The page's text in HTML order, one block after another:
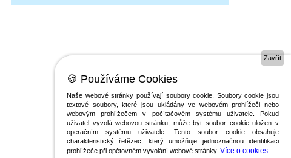
Zavřít
🍪 Používáme Cookies
Naše webové stránky používají soubory cookie. Soubory cookie jsou
textové soubory, které jsou ukládány ve webovém prohlížeči nebo
webovým prohlížečem v počítačovém systému uživatele. Pokud
uživatel vyvolá webovou stránku, může být soubor cookie uložen v
operačním systému uživatele. Tento soubor cookie obsahuje
charakteristický řetězec, který umožňuje jednoznačnou identifikaci
prohlížeče při opětovném vyvolání webové stránky. Více o cookies